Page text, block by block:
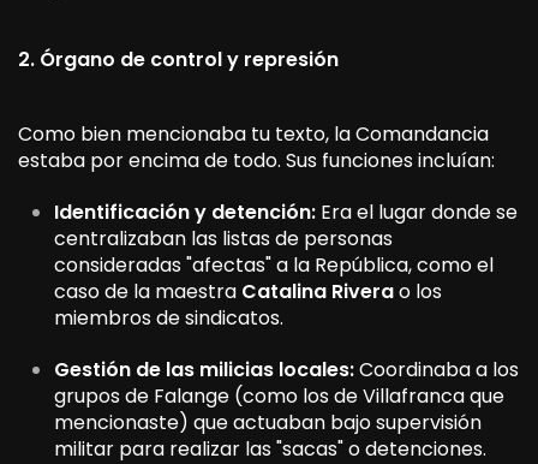
2. Órgano de control y represión
Como bien mencionaba tu texto, la Comandancia
estaba por encima de todo. Sus funciones incluían:
Identificación y detención: Era el lugar donde se
centralizaban las listas de personas
consideradas "afectas" a la República, como el
caso de la maestra Catalina Riverao los
miembros de sindicatos.
Gestión de las milicias locales:Coordinaba a los
grupos de Falange (como los de Villafranca que
mencionaste) que actuaban bajo supervisión
militar para realizar las "sacas" o detenciones.